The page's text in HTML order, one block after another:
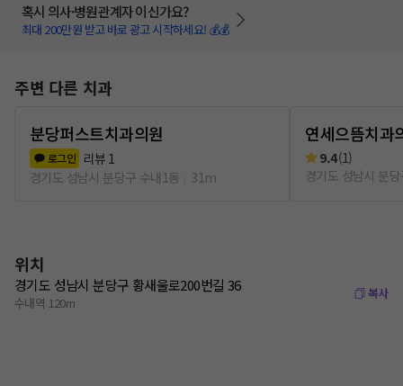
혹시 의사·병원관계자 이신가요?
최대 200만원 받고 바로 광고 시작하세요! 💰💰
주변 다른 치과
분당퍼스트치과의원
로그인 리뷰 1
경기도 성남시 분당구 수내1동
31m
연세으뜸치과
9.4(1)
경기도 성남시 분
위치
경기도 성남시 분당구 황새울로200번길 36
수내역 120m
복사